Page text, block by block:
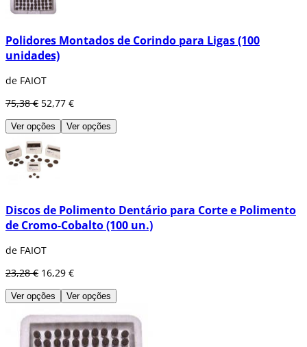
Faiot produce herramientas abrasivas para
nuevas muelas abrasivas.
Polidores Montados de Corindo para Ligas (100
unidades)
de FAIOT
75,38 € 52,77 €
Ver opções Ver opções
Discos de Polimento Dentário para Corte e Polimento
de Cromo-Cobalto (100 un.)
de FAIOT
23,28 € 16,29 €
Ver opções Ver opções